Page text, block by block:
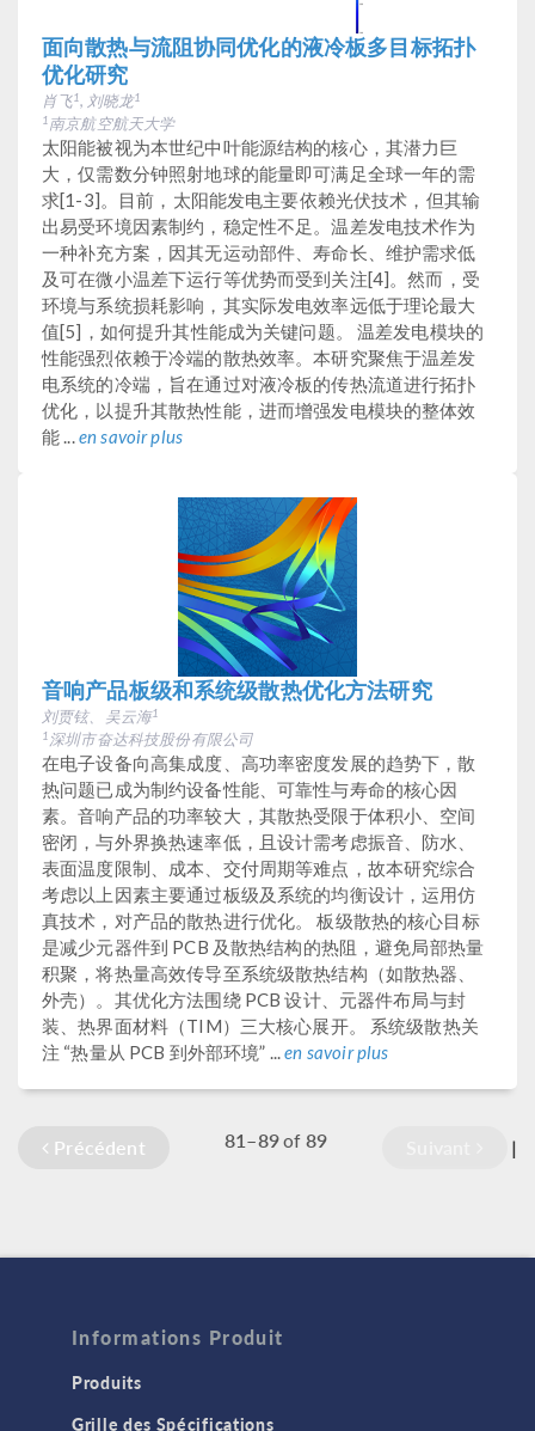
面向散热与流阻协同优化的液冷板多目标拓扑
优化研究
肖飞1 , 刘晓龙1
1 南京航空航天大学
太阳能被视为本世纪中叶能源结构的核心，其潜力巨
大，仅需数分钟照射地球的能量即可满足全球一年的需
求[1-3]。目前，太阳能发电主要依赖光伏技术，但其输
出易受环境因素制约，稳定性不足。温差发电技术作为
一种补充方案，因其无运动部件、寿命长、维护需求低
及可在微小温差下运行等优势而受到关注[4]。然而，受
环境与系统损耗影响，其实际发电效率远低于理论最大
值[5]，如何提升其性能成为关键问题。 温差发电模块的
性能强烈依赖于冷端的散热效率。本研究聚焦于温差发
电系统的冷端，旨在通过对液冷板的传热流道进行拓扑
优化，以提升其散热性能，进而增强发电模块的整体效
能 ...en savoir plus
音响产品板级和系统级散热优化方法研究
刘贾铉、吴云海1
1 深圳市奋达科技股份有限公司
在电子设备向高集成度、高功率密度发展的趋势下，散
热问题已成为制约设备性能、可靠性与寿命的核心因
素。音响产品的功率较大，其散热受限于体积小、空间
密闭，与外界换热速率低，且设计需考虑振音、防水、
表面温度限制、成本、交付周期等难点，故本研究综合
考虑以上因素主要通过板级及系统的均衡设计，运用仿
真技术，对产品的散热进行优化。 板级散热的核心目标
是减少元器件到 PCB 及散热结构的热阻，避免局部热量
积聚，将热量高效传导至系统级散热结构（如散热器、
外壳）。其优化方法围绕 PCB 设计、元器件布局与封
装、热界面材料（TIM）三大核心展开。 系统级散热关
注 “热量从 PCB 到外部环境” ...en savoir plus
Précédent 81–89of 89 |
Informations Produit
Produits
Grille des Spécifications